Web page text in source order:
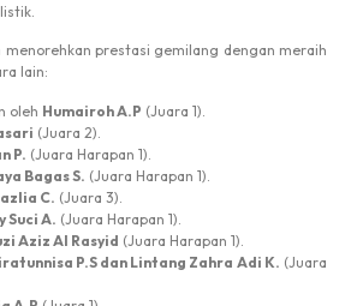
menorehkan prestasi gemilang dengan meraih
lain:
oleh Humairoh A.P (Juara 1).
(Juara 2).
P. (Juara Harapan 1).
Bagas S. (Juara Harapan 1).
C. (Juara 3).
Suci A. (Juara Harapan 1).
Aziz Al Rasyid (Juara Harapan 1).
P.S dan Lintang Zahra Adi K. (Juara